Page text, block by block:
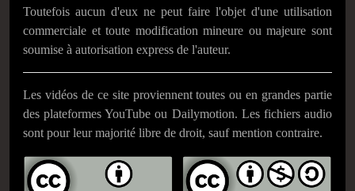
Toutefois aucun d'eux ne peut faire l'objet d'une utilisation
commerciale et toute modification mineure ou majeure sont
soumise à autorisation express de l'auteur.
Les vidéos de ce site proviennent toutes ou en grandes partie
des plateformes YouTube ou Dailymotion. Les fichiers audio
sont pour leur majorité libre de droit, sauf mention contraire.